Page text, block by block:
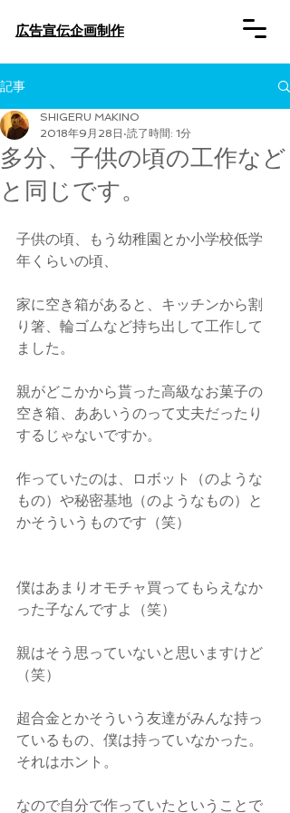
​広告宣伝企画制作
記事
多分、子供の頃の工作など
と同じです。
SHIGERU MAKINO
2018年9月28日 読了時間: 1分
子供の頃、もう幼稚園とか小学校低学
年くらいの頃、
家に空き箱があると、キッチンから割
り箸、輪ゴムなど持ち出して工作して
ました。
親がどこかから貰った高級なお菓子の
空き箱、ああいうのって丈夫だったり
するじゃないですか。
作っていたのは、ロボット（のような
もの）や秘密基地（のようなもの）と
かそういうものです（笑）
僕はあまりオモチャ買ってもらえなか
った子なんですよ（笑）
親はそう思っていないと思いますけど
（笑）
超合金とかそういう友達がみんな持っ
ているもの、僕は持っていなかった。
それはホント。
なので自分で作っていたということで